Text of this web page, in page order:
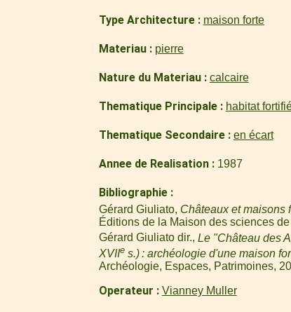
Type Architecture maison forte
Materiau pierre
Nature du Materiau calcaire
Thematique Principale habitat
Thematique Secondaire en écart
Annee de Realisation 1987
Bibliographie
Gérard Giuliato, Châteaux et maisons
Éditions de la Maison des sciences
Gérard Giuliato dir., Le "Château des
XVIIes.) : archéologie d'une maison
Archéologie, Espaces, Patrimoines,
Operateur Vianney Muller